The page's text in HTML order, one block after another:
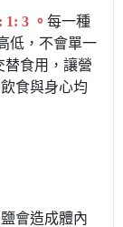
3 。 每一種
低，不會單一
替食用，讓營
食與身心均
會造成體內